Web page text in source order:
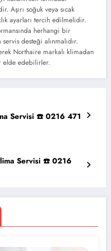
Aşırı soğuk veya sıcak
ayarları tercih edilmelidir.
herhangi bir
desteği alınmalıdır.
Northaire markalı klimadan
elde edebilirler.
Servisi ☎️ 0216 471
Servisi ☎️ 0216